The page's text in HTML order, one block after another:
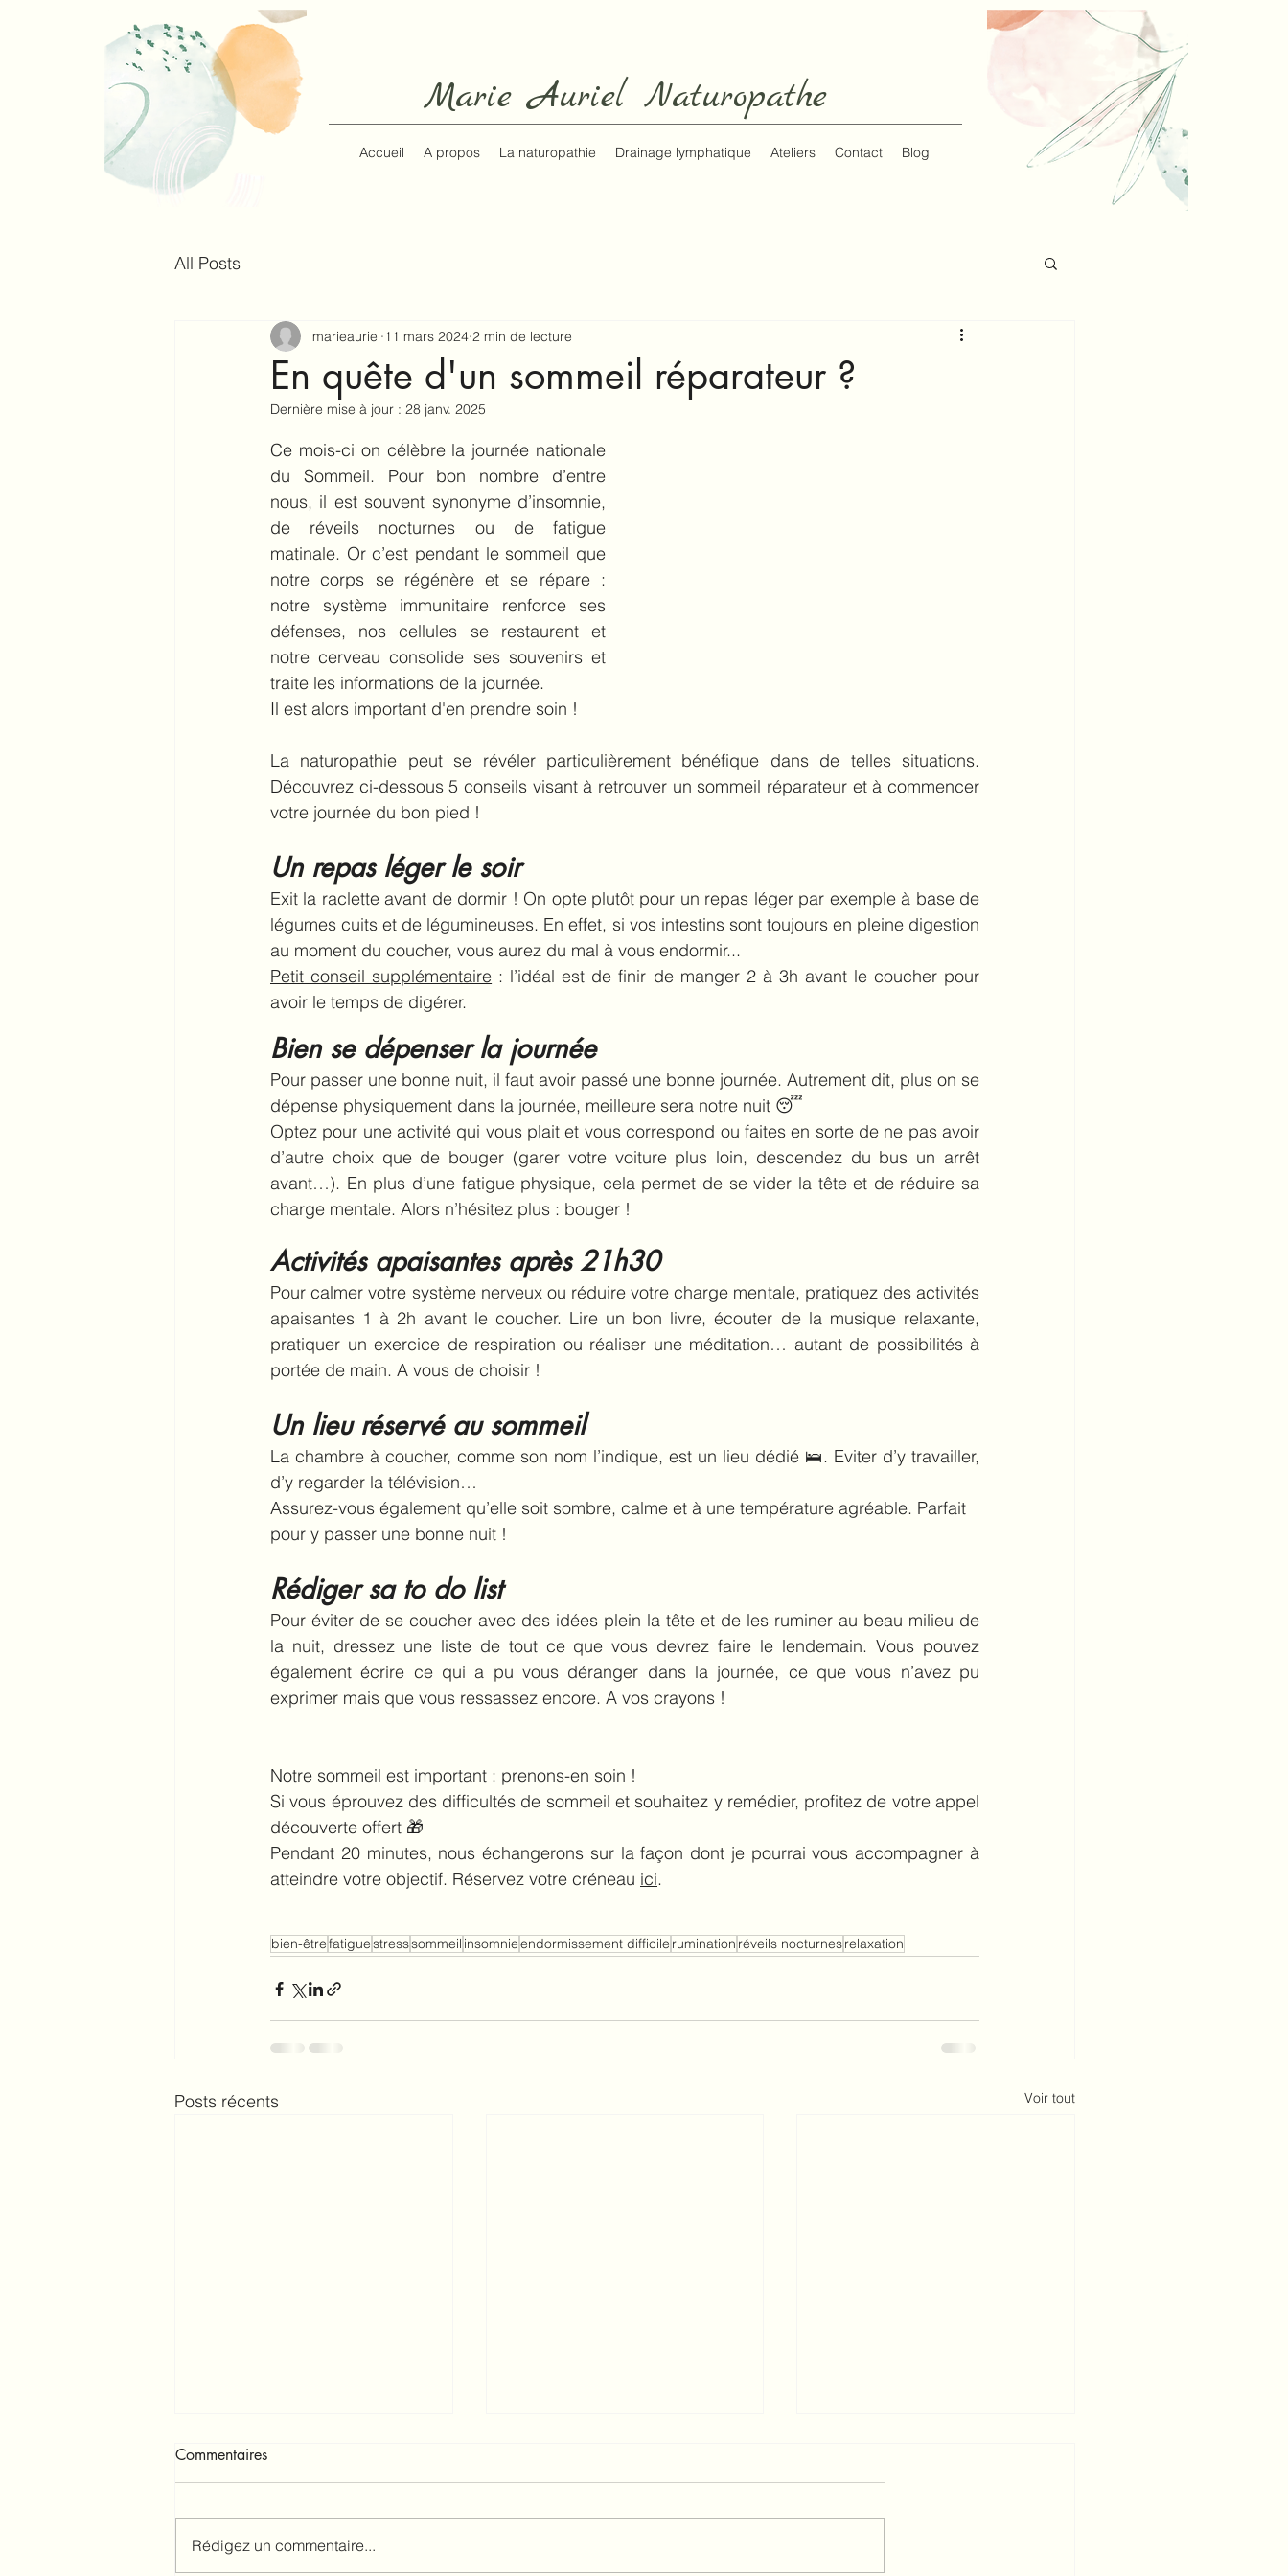
Marie Auriel Naturopathe
Accueil A propos La naturopathie Drainage lymphatique Ateliers Contact Blog
All Posts
En quête d'un sommeil réparateur ?
marieauriel 11 mars 2024 2 min de lecture
Dernière mise à jour : 28 janv. 2025
Ce mois-ci on célèbre la journée nationale
du Sommeil. Pour bon nombre d’entre
nous, il est souvent synonyme d’insomnie,
de réveils nocturnes ou de fatigue
matinale. Or c’est pendant le sommeil que
notre corps se régénère et se répare :
notre système immunitaire renforce ses
défenses, nos cellules se restaurent et
notre cerveau consolide ses souvenirs et
traite les informations de la journée.
Il est alors important d'en prendre soin !
La naturopathie peut se révéler particulièrement bénéfique dans de telles situations.
Découvrez ci-dessous 5 conseils visant à retrouver un sommeil réparateur et à commencer
votre journée du bon pied !
Un repas léger le soir
Exit la raclette avant de dormir ! On opte plutôt pour un repas léger par exemple à base de
légumes cuits et de légumineuses. En effet, si vos intestins sont toujours en pleine digestion
au moment du coucher, vous aurez du mal à vous endormir...
Petit conseil supplémentaire : l’idéal est de finir de manger 2 à 3h avant le coucher pour
avoir le temps de digérer.
Bien se dépenser la journée
Pour passer une bonne nuit, il faut avoir passé une bonne journée. Autrement dit, plus on se
dépense physiquement dans la journée, meilleure sera notre nuit 😴
Optez pour une activité qui vous plait et vous correspond ou faites en sorte de ne pas avoir
d’autre choix que de bouger (garer votre voiture plus loin, descendez du bus un arrêt
avant…). En plus d’une fatigue physique, cela permet de se vider la tête et de réduire sa
charge mentale. Alors n’hésitez plus : bouger !
Activités apaisantes après 21h30
Pour calmer votre système nerveux ou réduire votre charge mentale, pratiquez des activités
apaisantes 1 à 2h avant le coucher. Lire un bon livre, écouter de la musique relaxante,
pratiquer un exercice de respiration ou réaliser une méditation… autant de possibilités à
portée de main. A vous de choisir !
Un lieu réservé au sommeil
La chambre à coucher, comme son nom l’indique, est un lieu dédié 🛌. Eviter d’y travailler,
d’y regarder la télévision…
Assurez-vous également qu’elle soit sombre, calme et à une température agréable. Parfait
pour y passer une bonne nuit !
Rédiger sa to do list
Pour éviter de se coucher avec des idées plein la tête et de les ruminer au beau milieu de
la nuit, dressez une liste de tout ce que vous devrez faire le lendemain. Vous pouvez
également écrire ce qui a pu vous déranger dans la journée, ce que vous n’avez pu
exprimer mais que vous ressassez encore. A vos crayons !
Notre sommeil est important : prenons-en soin !
Si vous éprouvez des difficultés de sommeil et souhaitez y remédier, profitez de votre appel
découverte offert 🎁
Pendant 20 minutes, nous échangerons sur la façon dont je pourrai vous accompagner à
atteindre votre objectif. Réservez votre créneau ici.
bien-êtrefatiguestresssommeil insomnieendormissement difficile rumination réveils nocturnesrelaxation
Posts récents Voir tout
Commentaires
Rédigez un commentaire...